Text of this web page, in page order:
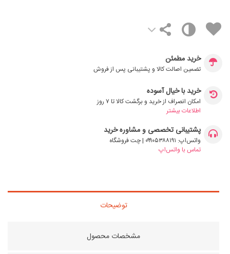
خرید مطمئن
تضمین اصالت کالا و پشتیبانی پس از فروش
خرید با خیال آسوده
امکان انصراف از خرید و برگشت کالا تا ۷ روز
اطلاعات بیشتر
پشتیبانی تخصصی و مشاوره خرید
واتس‌اپ: ۰۹۹۰۵۳۸۸۱۹۱ | چت فروشگاه
تماس با واتس‌اپ
توضیحات
مشخصات محصول